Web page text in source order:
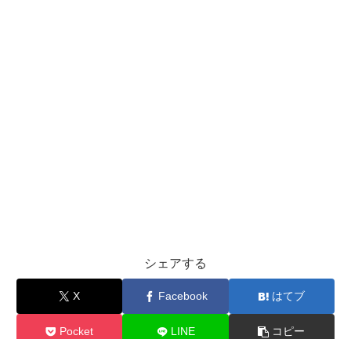
シェアする
X Facebook はてブ
Pocket LINE コピー